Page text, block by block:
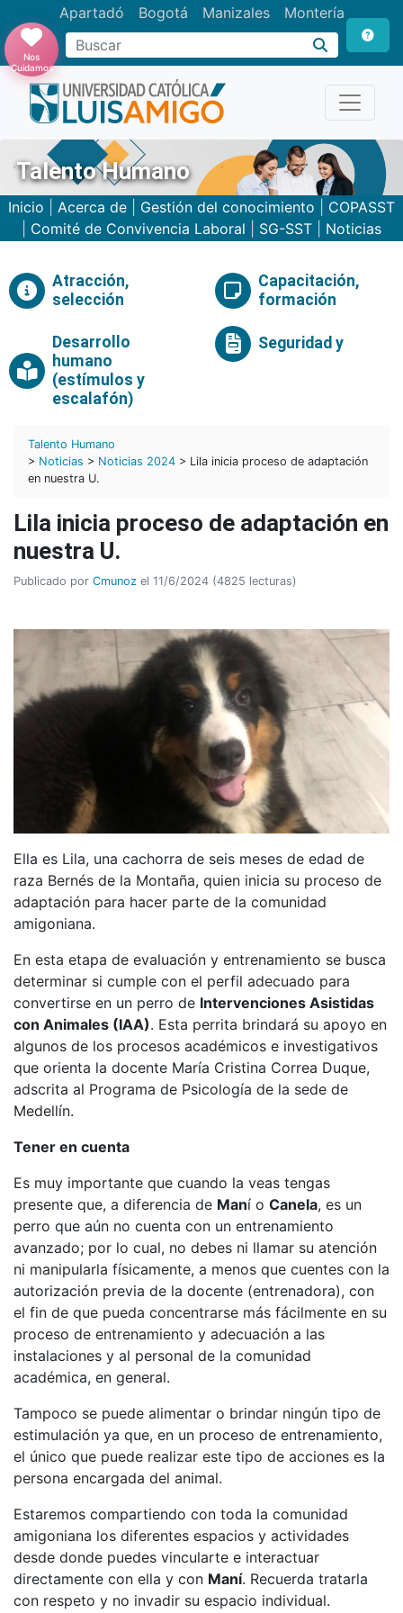
Apartadó Bogotá Manizales Montería
Buscar
Nos
Cuidamos
Talento Humano
Inicio Acerca de Gestión del conocimiento
COPASST
Comité de Convivencia Laboral SG-SST Noticias
Atracción,
selección
Capacitación,
formación
Desarrollo
humano
(estímulos y
escalafón)
Seguridad y
Talento Humano
> Noticias > Noticias 2024 > Lila inicia proceso de adaptación
en nuestra U.
Lila inicia proceso de adaptación en
nuestra U.
Publicado por Cmunoz el 11/6/2024 (4825 lecturas)
Ella es Lila, una cachorra de seis meses de edad de
raza Bernés de la Montaña, quien inicia su proceso de
adaptación para hacer parte de la comunidad
amigoniana.
En esta etapa de evaluación y entrenamiento se busca
determinar si cumple con el perfil adecuado para
convertirse en un perro de Intervenciones Asistidas
con Animales (IAA). Esta perrita brindará su apoyo en
algunos de los procesos académicos e investigativos
que orienta la docente María Cristina Correa Duque,
adscrita al Programa de Psicología de la sede de
Medellín.
Tener en cuenta
Es muy importante que cuando la veas tengas
presente que, a diferencia de Maní o Canela, es un
perro que aún no cuenta con un entrenamiento
avanzado; por lo cual, no debes ni llamar su atención
ni manipularla físicamente, a menos que cuentes con la
autorización previa de la docente (entrenadora), con
el fin de que pueda concentrarse más fácilmente en su
proceso de entrenamiento y adecuación a las
instalaciones y al personal de la comunidad
académica, en general.
Tampoco se puede alimentar o brindar ningún tipo de
estimulación ya que, en un proceso de entrenamiento,
el único que puede realizar este tipo de acciones es la
persona encargada del animal.
Estaremos compartiendo con toda la comunidad
amigoniana los diferentes espacios y actividades
desde donde puedes vincularte e interactuar
directamente con ella y con Maní. Recuerda tratarla
con respeto y no invadir su espacio individual.